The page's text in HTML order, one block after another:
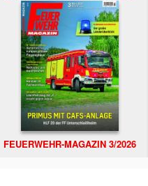
FEUERWEHR-MAGAZIN 3/2026